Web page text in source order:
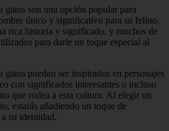
gatos son una opción popular para
único y significativo para su felino.
rica historia y significado, y muchos de
para darle un toque especial al
gatos pueden ser inspirados en personajes
con significados interesantes o incluso
que rodea a esta cultura. Al elegir un
estarás añadiendo un toque de
su identidad.